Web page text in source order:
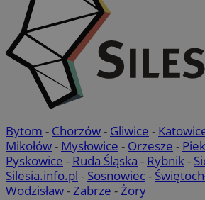
Bytom - Chorzów- Gliwice -
Mikołów- Mysłowice - Orzesze -
Pyskowice - Ruda Śląska - Rybnik-
Silesia.info.pl - Sosnowiec-
Wodzisław-Zabrze -Żory